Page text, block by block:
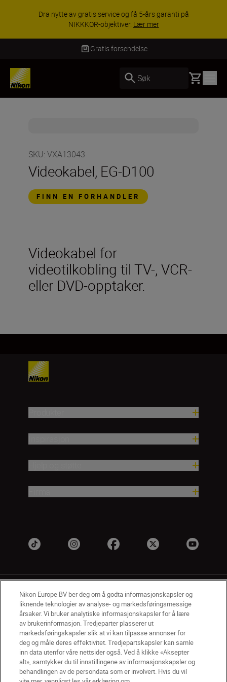
Dra nytte av gratis service og få 5-års garanti på
NIKKKOR-objektiver. Lær mer
Gratis forsendelse
Søk Basket
SKU: VXA13043
Videokabel, EG-D100
FINN EN FORHANDLER
Videokabel for
videotilkobling til TV-, VCR-
eller DVD-opptaker.
NO Nikon Sites
Kontakt oss Personvernerklæring
Bruksvilkår
Vilkår og betingelser for Nikon Store
Erklæring Om Informasjonskapsler
Tilgjengelighet
Nikon Europe BV ber deg om å godta informasjonskapsler og
liknende teknologier av analyse- og markedsføringsmessige
årsaker. Vi bruker analytiske informasjonskapsler for å lære
av brukerinformasjon. Tredjeparter plasserer ut
markedsføringskapsler slik at vi kan tilpasse annonser for
deg og måle deres effektivitet. Tredjepartskapsler kan samle
inn data utenfor våre nettsider også. Ved å klikke «Aksepter
alt», samtykker du til innstillingene av informasjonskapsler og
behandlingen av de persondata som er involvert. Hvis du vil